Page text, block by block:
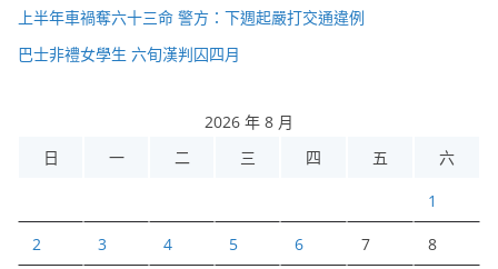
上半年車禍奪六十三命 警方：下週起嚴打交通違例
巴士非禮女學生 六旬漢判囚四月
2026 年 8 月
日
一 二 三 四 五 六
1
2 3 4 5 6 7 8